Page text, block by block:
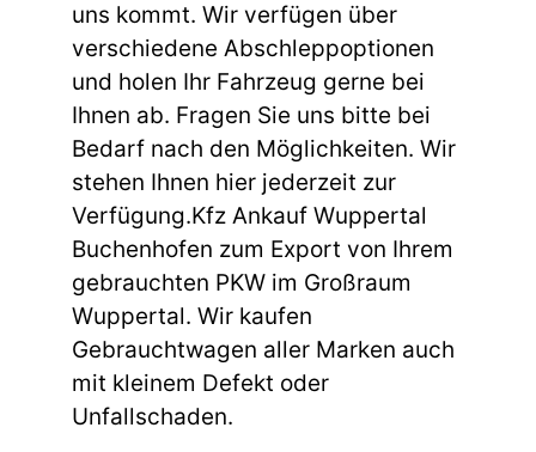
uns kommt. Wir verfügen über
verschiedene Abschleppoptionen
und holen Ihr Fahrzeug gerne bei
Ihnen ab. Fragen Sie uns bitte bei
Bedarf nach den Möglichkeiten. Wir
stehen Ihnen hier jederzeit zur
Verfügung.Kfz Ankauf Wuppertal
Buchenhofen zum Export von Ihrem
gebrauchten PKW im Großraum
Wuppertal. Wir kaufen
Gebrauchtwagen aller Marken auch
mit kleinem Defekt oder
Unfallschaden.